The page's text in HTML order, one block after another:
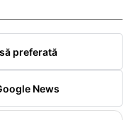
preferată
News